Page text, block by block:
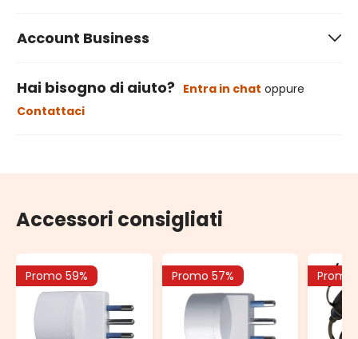
Account Business
Hai bisogno di aiuto? Entra in chat oppure
Contattaci
Accessori consigliati
Promo 59% Promo 57% Promo